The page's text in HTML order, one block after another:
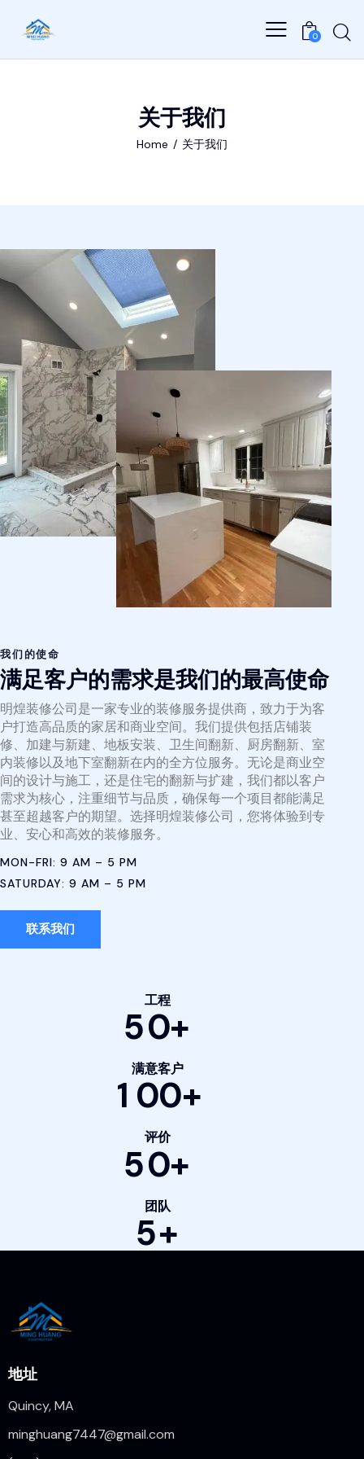
0
关于我们
Home 关于我们
我们的使命
满足客户的需求是我们的最高使命
明煌装修公司是一家专业的装修服务提供商，致力于为客
户打造高品质的家居和商业空间。我们提供包括店铺装
修、加建与新建、地板安装、卫生间翻新、厨房翻新、室
内装修以及地下室翻新在内的全方位服务。无论是商业空
间的设计与施工，还是住宅的翻新与扩建，我们都以客户
需求为核心，注重细节与品质，确保每一个项目都能满足
甚至超越客户的期望。选择明煌装修公司，您将体验到专
业、安心和高效的装修服务。
MON-FRI: 9 AM – 5 PM
SATURDAY: 9 AM – 5 PM
联系我们
工程
50+
满意客户
1 00+
评价
50+
团队
5+
地址
Quincy, MA
minghuang7447@gmail.com